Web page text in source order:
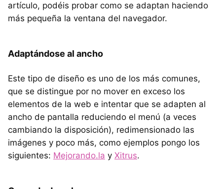
artículo, podéis probar como se adaptan haciendo
más pequeña la ventana del navegador.
Adaptándose al ancho
Este tipo de diseño es uno de los más comunes,
que se distingue por no mover en exceso los
elementos de la web e intentar que se adapten al
ancho de pantalla reduciendo el menú (a veces
cambiando la disposición), redimensionado las
imágenes y poco más, como ejemplos pongo los
siguientes: Mejorando.la y Xitrus.